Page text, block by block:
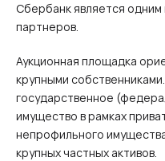
Сбербанк является одним
партнеров.
Аукционная площадка
крупными
государственное
имущество в рамках
непрофильного
крупных частных активов.